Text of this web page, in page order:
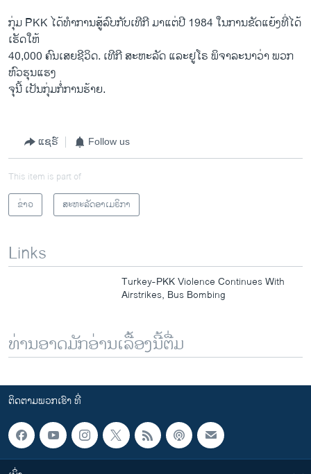
ກຸ່ມ PKK ​ໄດ້​ທຳ​ການ​ສູ້​ລົບ​ກັບ​ເທີ​ກີ ມາ​ແຕ່​ປີ 1984 ​ໃນການຂັດ​ແຍ້​ງທີ່​ໄດ້​
ເຮັດ​ໃຫ້
40,000 ຄົນ​ເສຍ​ຊີວິດ. ​ເທີ​ກີ ​ສະຫະລັດ ​ແລະ​ຢູ​ໂຣ ພິຈາລະ​ນາ​ວ່າ ພວກ​
ຫົວ​ຮຸນແຮງ
​ຈຸນີ້ ເປັນ​ກຸ່ມ​ກໍ່​ການ​ຮ້າຍ.
ແຊຣ໌ Follow us
This item is part of
ຂ່າວ
ສະຫະລັດອາເມຣິກາ
Links
Turkey-PKK Violence Continues With
Airstrikes, Bus Bombing
ທ່ານອາດມັກອ່ານເລື້ອງນີ້ຕື່ມ
ຕິດຕາມພວກເຮົາ ທີ່